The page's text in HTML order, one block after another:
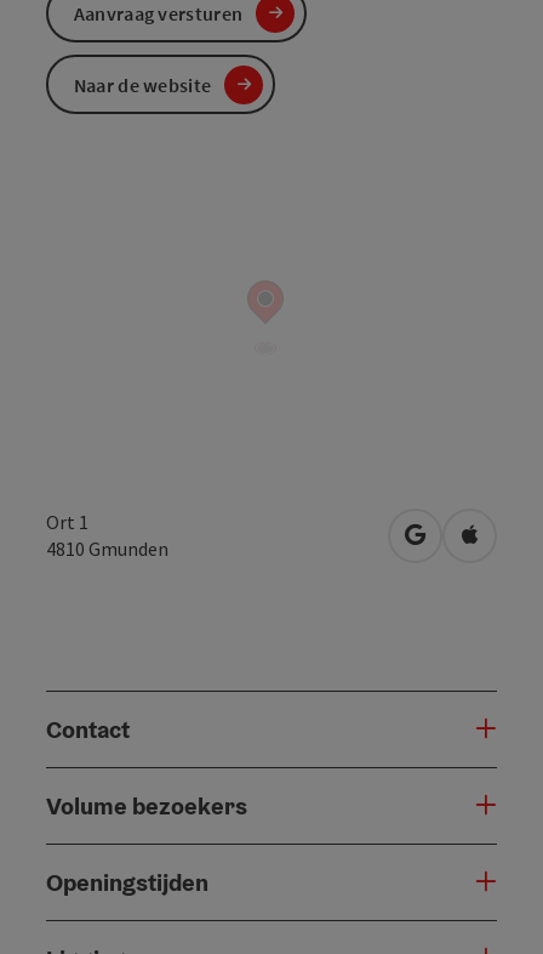
Ort 1
4810 Gmunden Openen in
Contact
Volume bezoekers
Openingstijden
Aanvraag versturen
Naar de website